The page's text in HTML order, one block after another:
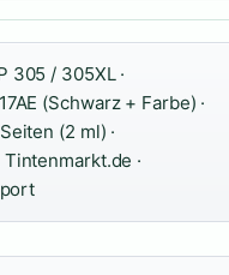
305 / 305XL ·
(Schwarz + Farbe) ·
(2 ml) ·
Tintenmarkt.de ·